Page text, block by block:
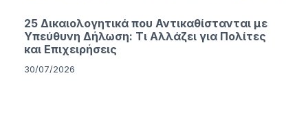
25 Δικαιολογητικά που Αντικαθίστανται με
Υπεύθυνη Δήλωση: Τι Αλλάζει για Πολίτες
και Επιχειρήσεις
30/07/2026